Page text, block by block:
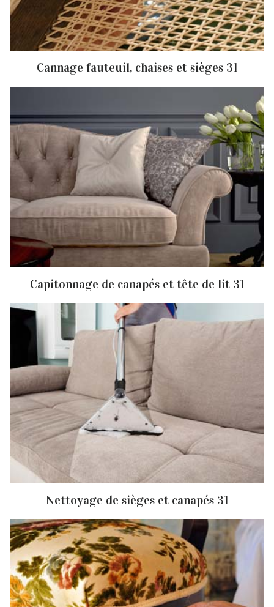
Cannage fauteuil, chaises et sièges 31
Capitonnage de canapés et tête de lit 31
Nettoyage de sièges et canapés 31